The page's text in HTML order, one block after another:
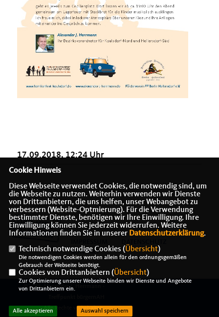
17.09.2018, 12:24 Uhr
KONTAKT
@2026 Alexander J. Herrmann -
Alle Rechte vorbehalten.
Cookie Hinweis
Diese Webseite verwendet Cookies, die notwendig sind, um
die Webseite zu nutzen. Weiterhin verwenden wir Dienste
von Drittanbietern, die uns helfen, unser Webangebot zu
verbessern (Website-Optmierung). Für die Verwendung
bestimmter Dienste, benötigen wir Ihre Einwilligung. Ihre
Einwilligung können Sie jederzeit widerrufen. Weitere
Informationen finden Sie in unserer Datenschutzerklärung.
Technisch notwendige Cookies (Übersicht)
Die notwendigen Cookies werden allein für den ordnungsgemäßen
Gebrauch der Webseite benötigt.
Cookies von Drittanbietern (Übersicht)
Zur Optimierung unserer Webseite binden wir Dienste und Angebote
von Drittanbietern ein.
Alle akzeptieren Auswahl speichern